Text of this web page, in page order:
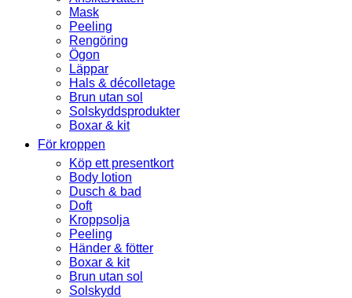
Mask
Peeling
Rengöring
Ögon
Läppar
Hals & décolletage
Brun utan sol
Solskyddsprodukter
Boxar & kit
För kroppen
Köp ett presentkort
Body lotion
Dusch & bad
Doft
Kroppsolja
Peeling
Händer & fötter
Boxar & kit
Brun utan sol
Solskydd